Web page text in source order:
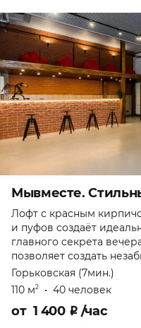
Мывместе.
Лофт с красным
и пуфов создаёт
главного секрета
позволяет создать
Горьковская (7мин.)
110 м2 • 40 человек
от 1 400 ₽ /час